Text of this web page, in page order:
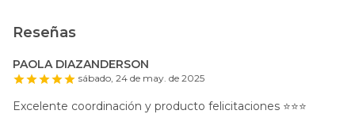
Reseñas
PAOLA DIAZANDERSON
sábado, 24 de may. de 2025
Excelente coordinación y producto felicitaciones ⭐️⭐️⭐️